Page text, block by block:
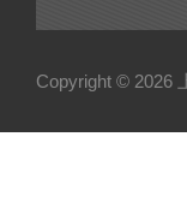
Copyright © 2026